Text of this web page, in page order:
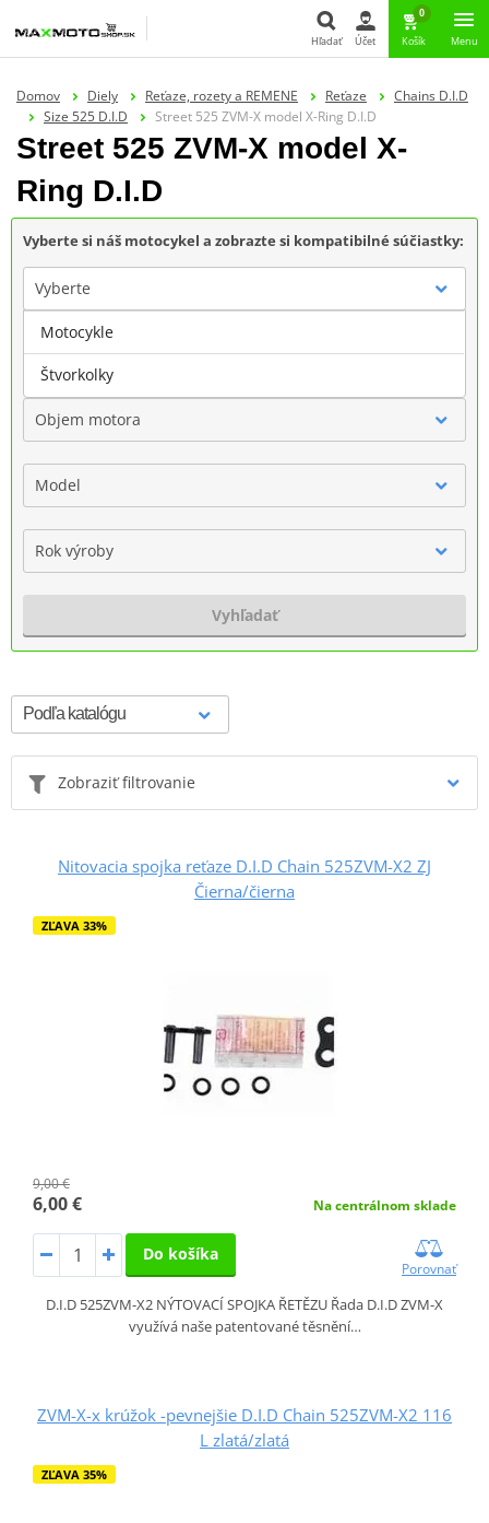
Hľadať
Hľadať Účet
0
Košík Menu
Domov Diely Reťaze, rozety a REMENE Reťaze
Chains D.I.D
Size 525 D.I.D
Street 525 ZVM-X model X-Ring D.I.D
Street 525 ZVM-X model X-
Ring D.I.D
Vyberte si náš motocykel a zobrazte si kompatibilné súčiastky:
Vyberte
Značka
Objem motora
Model
Rok výroby
Vyhľadať
Zobraziť filtrovanie
Nitovacia spojka reťaze D.I.D Chain 525ZVM-X2 ZJ
Čierna/čierna
ZĽAVA 33%
9,00 €
6,00 € Na centrálnom sklade
Do košíka
Porovnať
D.I.D 525ZVM-X2 NÝTOVACÍ SPOJKA ŘETĚZU Řada D.I.D ZVM-X
využívá naše patentované těsnění…
ZVM-X-x krúžok -pevnejšie D.I.D Chain 525ZVM-X2 116
L zlatá/zlatá
ZĽAVA 35%
Motocykle
Štvorkolky